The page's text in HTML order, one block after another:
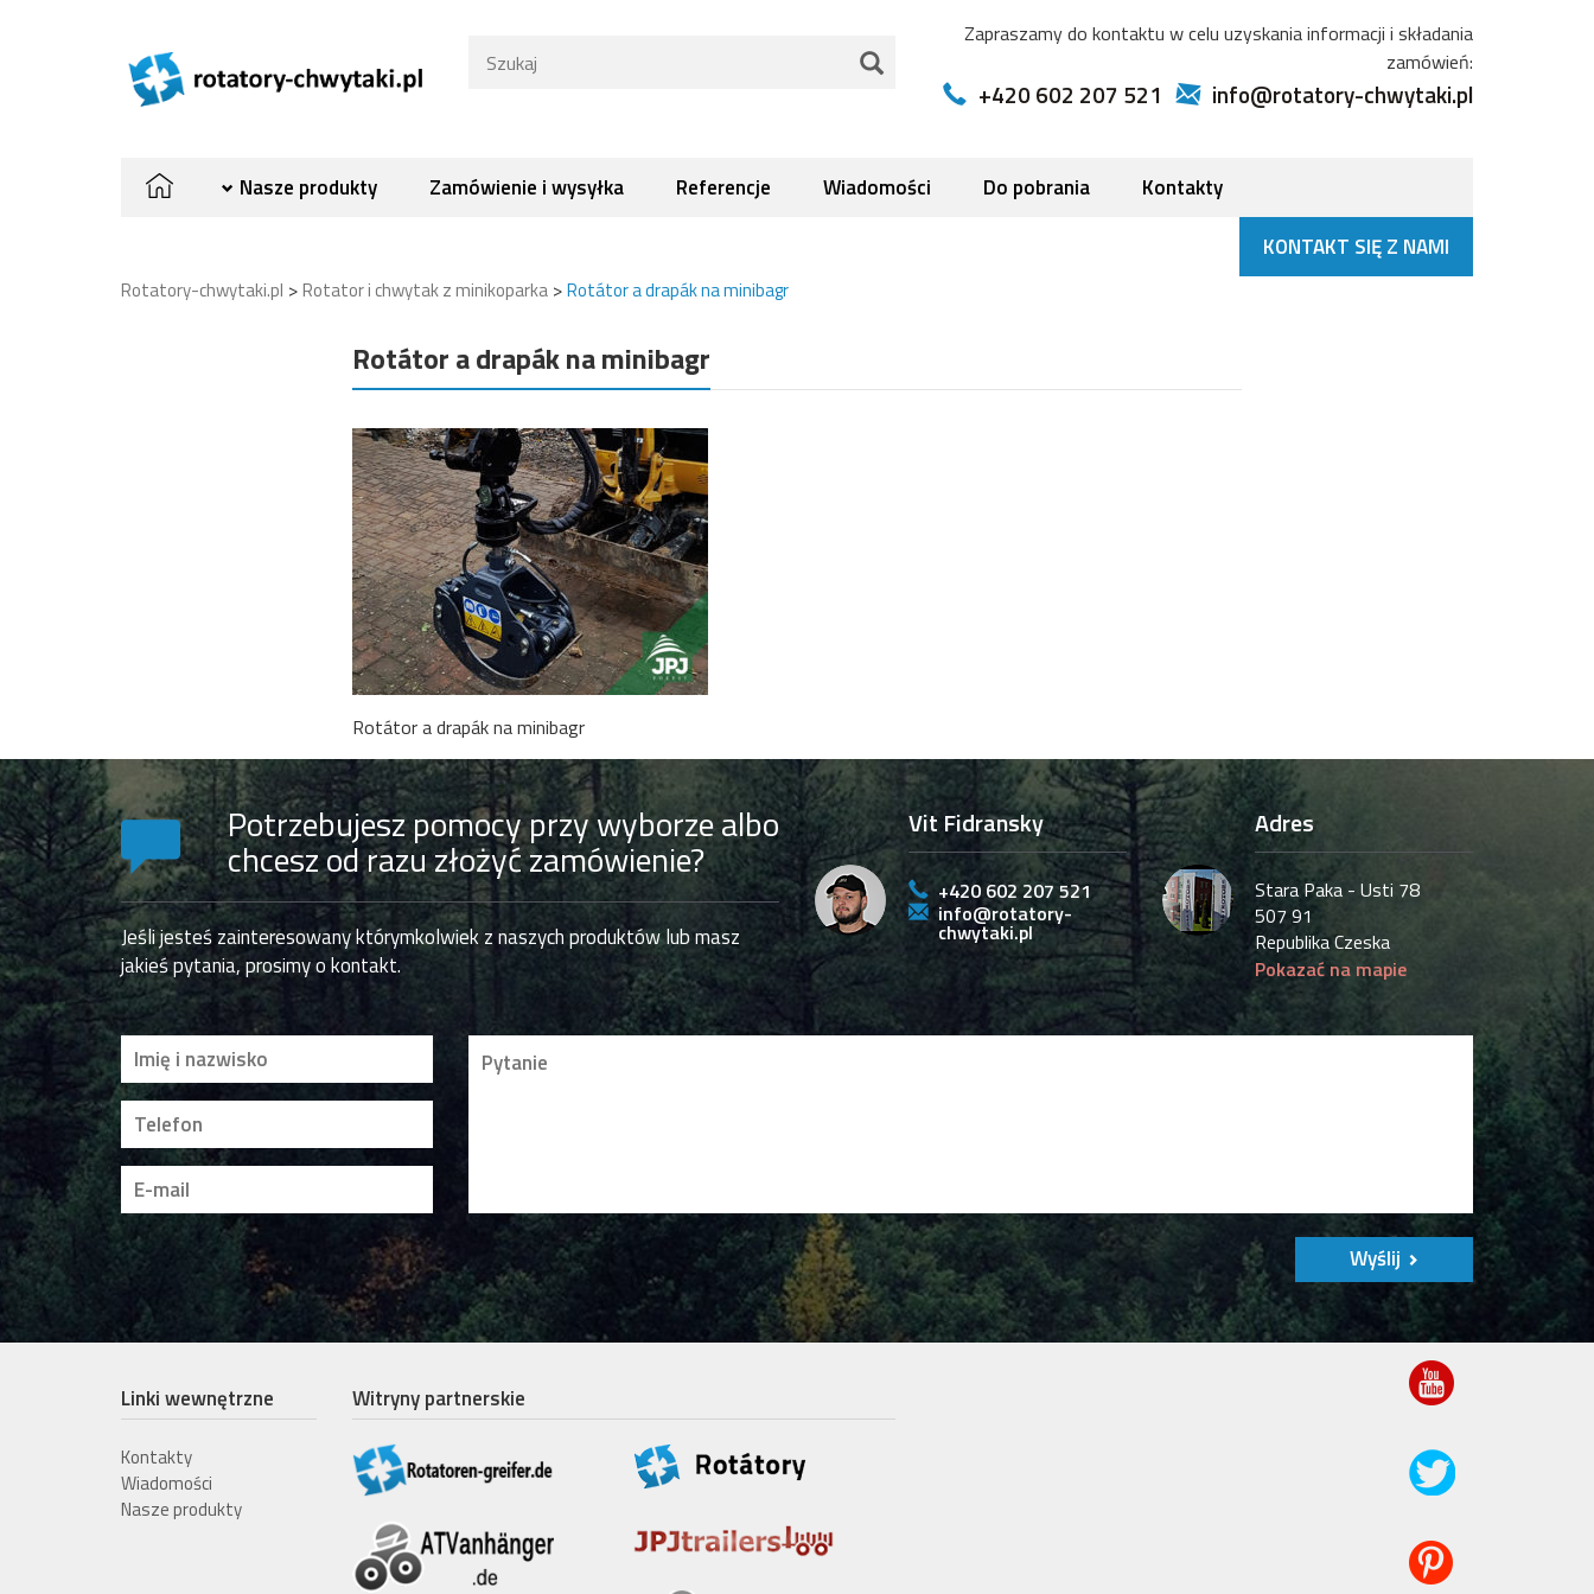
Zapraszamy do kontaktu w celu uzyskania informacji i składania
zamówień:
+420 602 207 521 info@rotatory-chwytaki.pl
Nasze produkty Zamówienie i wysyłka Referencje Wiadomości Do pobrania
Kontakty
KONTAKT SIĘ Z NAMI
Rotatory-chwytaki.pl >Rotator i chwytak z minikoparka >Rotátor a drapák na minibagr
Rotátor a drapák na minibagr
Rotátor a drapák na minibagr
Potrzebujesz pomocy przy wyborze albo
chcesz od razu złożyć zamówienie?
Jeśli jesteś zainteresowany którymkolwiek z naszych produktów lub masz
jakieś pytania, prosimy o kontakt.
Vit Fidransky
+420 602 207 521
info@rotatory-
chwytaki.pl
Adres
Stara Paka - Usti 78
507 91
Republika Czeska
Pokazać na mapie
Wyślij
Linki wewnętrzne
Kontakty
Wiadomości
Nasze produkty
Witryny partnerskie